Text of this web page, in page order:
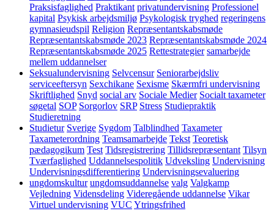
Praksisfaglighed Praktikant privatundervisning Professionel
kapital Psykisk arbejdsmiljø Psykologisk tryghed regeringens
gymnasieudspil Religion Repræsentantskabsmøde
Repræsentantskabsmøde 2023 Repræsentantskabsmøde 2024
Repræsentantskabsmøde 2025 Rettestrategier samarbejde
mellem uddannelser
Seksualundervisning Selvcensur Seniorarbejdsliv
serviceeftersyn Sexchikane Sexisme Skærmfri undervisning
Skriftlighed Snyd social arv Sociale Medier Socialt taxameter
søgetal SOP Sorgorlov SRP Stress Studiepraktik
Studieretning
Studietur Sverige Sygdom Talblindhed Taxameter
Taxameterordning Teamsamarbejde Tekst Teoretisk
pædagogikum Test Tidsregistrering Tillidsrepræsentant Tilsyn
Tværfaglighed Uddannelsespolitik Udveksling Undervisning
Undervisningsdifferentiering Undervisningsevaluering
ungdomskultur ungdomsuddannelse valg Valgkamp
Vejledning Vidensdeling Videregående uddannelse Vikar
Virtuel undervisning VUC Ytringsfrihed